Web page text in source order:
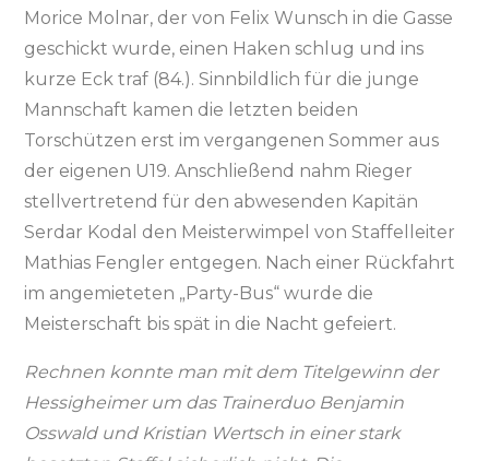
Morice Molnar, der von Felix Wunsch in die Gasse
geschickt wurde, einen Haken schlug und ins
kurze Eck traf (84.). Sinnbildlich für die junge
Mannschaft kamen die letzten beiden
Torschützen erst im vergangenen Sommer aus
der eigenen U19. Anschließend nahm Rieger
stellvertretend für den abwesenden Kapitän
Serdar Kodal den Meisterwimpel von Staffelleiter
Mathias Fengler entgegen. Nach einer Rückfahrt
im angemieteten „Party-Bus“ wurde die
Meisterschaft bis spät in die Nacht gefeiert.
Rechnen konnte man mit dem Titelgewinn der
Hessigheimer um das Trainerduo Benjamin
Osswald und Kristian Wertsch in einer stark